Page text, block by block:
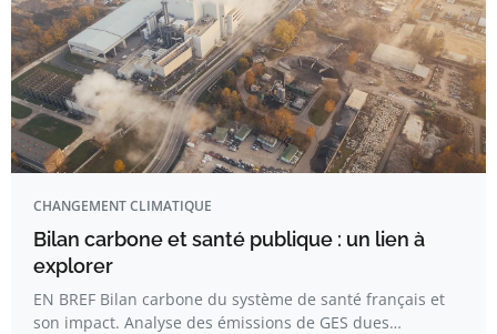
CHANGEMENT CLIMATIQUE
Bilan carbone et santé publique : un lien à
explorer
EN BREF Bilan carbone du système de santé français et
son impact. Analyse des émissions de GES dues…